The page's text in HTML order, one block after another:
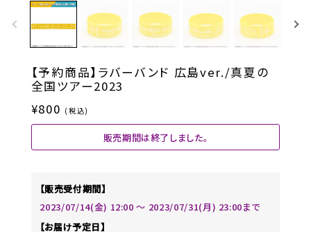
【予約商品】ラバーバンド 広島ver./真夏の
全国ツアー2023
¥800 (税込)
販売期間は終了しました。
【販売受付期間】
2023/07/14(金) 12:00 〜 2023/07/31(月) 23:00まで
【お届け予定日】